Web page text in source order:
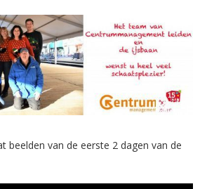
beelden van de eerste 2 dagen van de